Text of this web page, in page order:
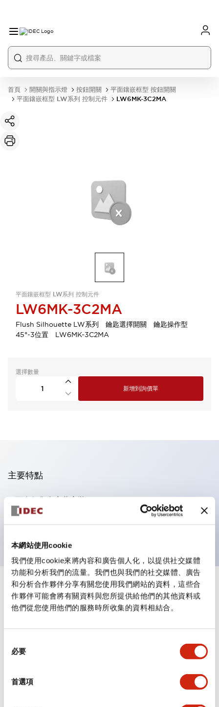
本網站使用cookie
我們使用cookie來將內容和廣告個人化，以提供社交媒體
功能和分析我們的流量。我們也與我們的社交媒體、廣告
和分析合作夥伴分享有關您使用我們網站的資料，這些合
作夥伴可能會將有關資料與您所提供給他們的其他資料或
他們從您使用他們的服務時所收集的資料相結合。
必要
首選項
首頁 開關與指示燈 按鈕開關
平面鑲嵌框型 按鈕開關
平面鑲嵌框型 LW系列 控制元件
LW6MK-3C2MA
平面鑲嵌框型 LW系列 控制元件
LW6MK-3C2MA
Flush Silhouette LW系列 鑰匙選擇開關 鑰匙操作型
45°-3位置 LW6MK-3C2MA
選擇數量
新增到詢價單
主要特點
可進行集合密著安裝
附鎖選擇開關採用高安全性的彈子鎖結構
規格 顯示全部
審美規範